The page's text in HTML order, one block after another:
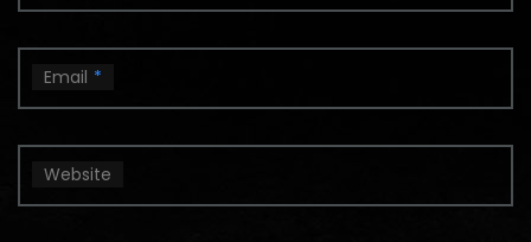
Email *
Website